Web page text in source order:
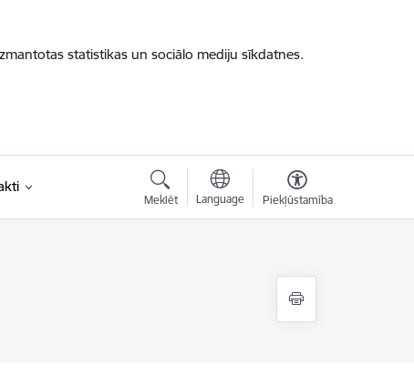
statistikas un sociālo mediju sīkdatnes.
Meklēt Language Piekļūstamība